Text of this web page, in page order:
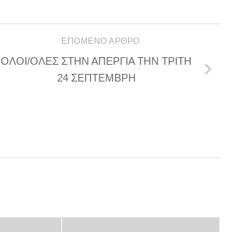
ΕΠΌΜΕΝΟ ΆΡΘΡΟ
ΟΛΟΙ/ΟΛΕΣ ΣΤΗΝ ΑΠΕΡΓΙΑ ΤΗΝ ΤΡΙΤΗ
24 ΣΕΠΤΕΜΒΡΗ